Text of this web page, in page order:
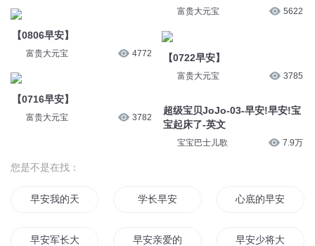
【0806早安】
富贵大元宝 4772
【0716早安】
富贵大元宝 3782
富贵大元宝 5622
【0722早安】
富贵大元宝 3785
超级宝贝JoJo-03-早安!早安!宝
宝起床了-英文
宝宝巴士儿歌 7.9万
您是不是在找：
早安我的天王老公 学长早安 心底的早安
早安军长大人 早安亲爱的大神 早安少将大人